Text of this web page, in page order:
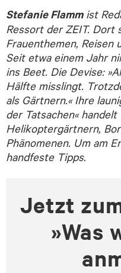
Stefanie Flammist
Ressort der ZEIT. Dort
Frauenthemen, Reisen
Seit etwa einem Jahr
ins Beet. Die Devise:
Hälfte misslingt.
als Gärtnern.« Ihre
der Tatsachen«
Helikoptergärtnern,
Phänomenen. Um am
handfeste Tipps.
Jetzt
»Was